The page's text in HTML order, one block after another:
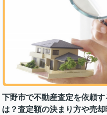
下野市で不動産査定を依頼
は？査定額の決まり方や売